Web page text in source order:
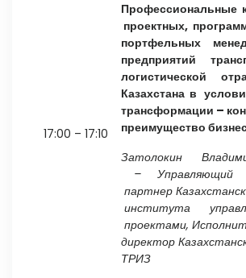
17:00 – 17:10
Профессиональные
проектных,
портфельных
предприятий
логистической
Казахстана в
трансформации –
преимущество
Затолокин
–
партнер
института
проектами,
директор
ТРИЗ